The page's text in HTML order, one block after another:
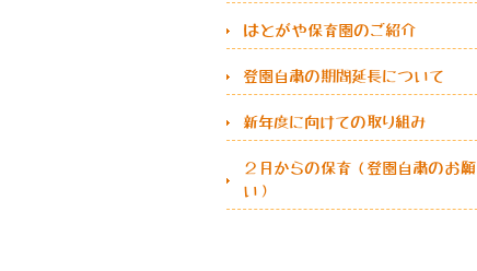
はとがや保育園のご紹介
登園自粛の期間延長について
新年度に向けての取り組み
２月からの保育（登園自粛のお願
い）